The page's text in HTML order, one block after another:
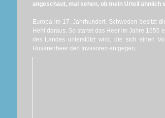
angeschaut, mal sehen, ob mein Urteil ähnlich
Europa im 17. Jahrhundert. Schweden besitzt
Hehl daraus. So startet das Heer im Jahre
des Landes unterstützt wird, die sich einen
Husarenheer den Invasoren entgegen.